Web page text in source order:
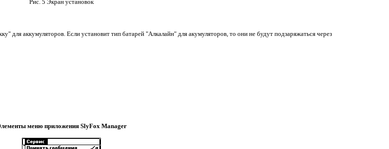
Рис. 5 Экран установок
для аккумуляторов. Если установит тип батарей "Алкалайн" для акумуляторов, то они не будут подзаряжаться через
меню приложения SlyFox Manager